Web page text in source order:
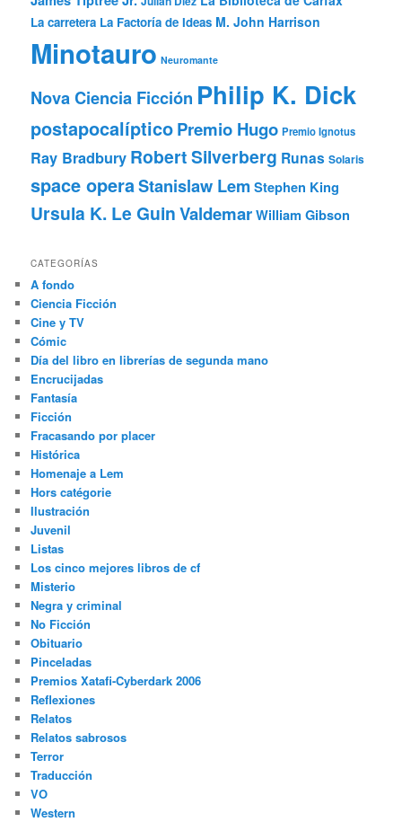
La carretera La Factoría de Ideas M. John Harrison
Minotauro Neuromante
Nova Ciencia Ficción Philip K. Dick
postapocalípticoPremio Hugo Premio Ignotus
Ray Bradbury Robert Silverberg Runas Solaris
space operaStanislaw Lem Stephen King
Ursula K. Le GuinValdemarWilliam Gibson
CATEGORÍAS
A fondo
Ciencia Ficción
Cine y TV
Cómic
Día del libro en librerías de segunda mano
Encrucijadas
Fantasía
Ficción
Fracasando por placer
Histórica
Homenaje a Lem
Hors catégorie
Ilustración
Juvenil
Listas
Los cinco mejores libros de cf
Misterio
Negra y criminal
No Ficción
Obituario
Pinceladas
Premios Xatafi-Cyberdark 2006
Reflexiones
Relatos
Relatos sabrosos
Terror
Traducción
VO
Western